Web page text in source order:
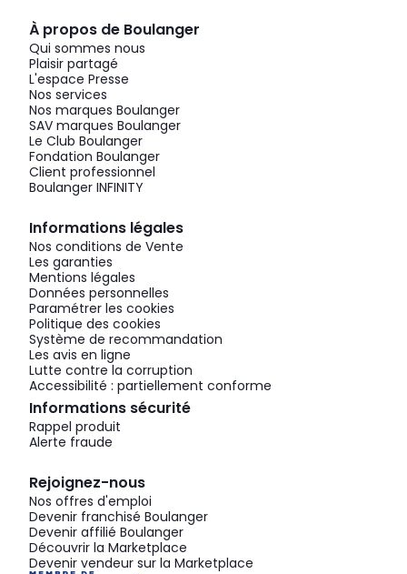
À propos de Boulanger
Qui sommes nous
Plaisir partagé
L'espace Presse
Nos services
Nos marques Boulanger
SAV marques Boulanger
Le Club Boulanger
Fondation Boulanger
Client professionnel
Boulanger INFINITY
Informations légales
Nos conditions de Vente
Les garanties
Mentions légales
Données personnelles
Paramétrer les cookies
Politique des cookies
Système de recommandation
Les avis en ligne
Lutte contre la corruption
Accessibilité : partiellement conforme
Informations sécurité
Rappel produit
Alerte fraude
Rejoignez-nous
Nos offres d'emploi
Devenir franchisé Boulanger
Devenir affilié Boulanger
Découvrir la Marketplace
Devenir vendeur sur la Marketplace